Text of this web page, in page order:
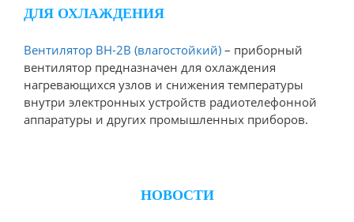
ДЛЯ ОХЛАЖДЕНИЯ
Вентилятор ВН-2В (влагостойкий) – приборный
вентилятор предназначен для охлаждения
нагревающихся узлов и снижения температуры
внутри электронных устройств радиотелефонной
аппаратуры и других промышленных приборов.
НОВОСТИ